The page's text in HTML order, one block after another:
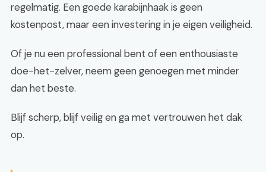
regelmatig. Een goede karabijnhaak is geen
kostenpost, maar een investering in je eigen veiligheid.
Of je nu een professional bent of een enthousiaste
doe-het-zelver, neem geen genoegen met minder
dan het beste.
Blijf scherp, blijf veilig en ga met vertrouwen het dak
op.